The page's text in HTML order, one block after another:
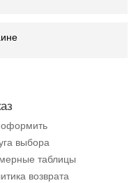
оформить
выбора
таблицы
возврата